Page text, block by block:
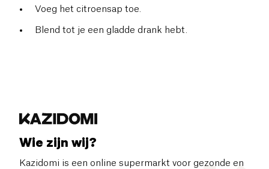
Voeg het citroensap toe.
Blend tot je een gladde drank hebt.
Wie zijn wij?
Kazidomi is een online supermarkt voor gezonde en